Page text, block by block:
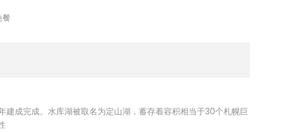
建成完成。水库湖被取名为定山湖，蓄存着容积相当于30个札幌巨